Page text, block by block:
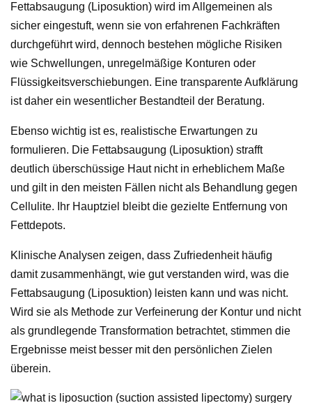
Fettabsaugung (Liposuktion) wird im Allgemeinen als
sicher eingestuft, wenn sie von erfahrenen Fachkräften
durchgeführt wird, dennoch bestehen mögliche Risiken
wie Schwellungen, unregelmäßige Konturen oder
Flüssigkeitsverschiebungen. Eine transparente Aufklärung
ist daher ein wesentlicher Bestandteil der Beratung.
Ebenso wichtig ist es, realistische Erwartungen zu
formulieren. Die Fettabsaugung (Liposuktion) strafft
deutlich überschüssige Haut nicht in erheblichem Maße
und gilt in den meisten Fällen nicht als Behandlung gegen
Cellulite. Ihr Hauptziel bleibt die gezielte Entfernung von
Fettdepots.
Klinische Analysen zeigen, dass Zufriedenheit häufig
damit zusammenhängt, wie gut verstanden wird, was die
Fettabsaugung (Liposuktion) leisten kann und was nicht.
Wird sie als Methode zur Verfeinerung der Kontur und nicht
als grundlegende Transformation betrachtet, stimmen die
Ergebnisse meist besser mit den persönlichen Zielen
überein.